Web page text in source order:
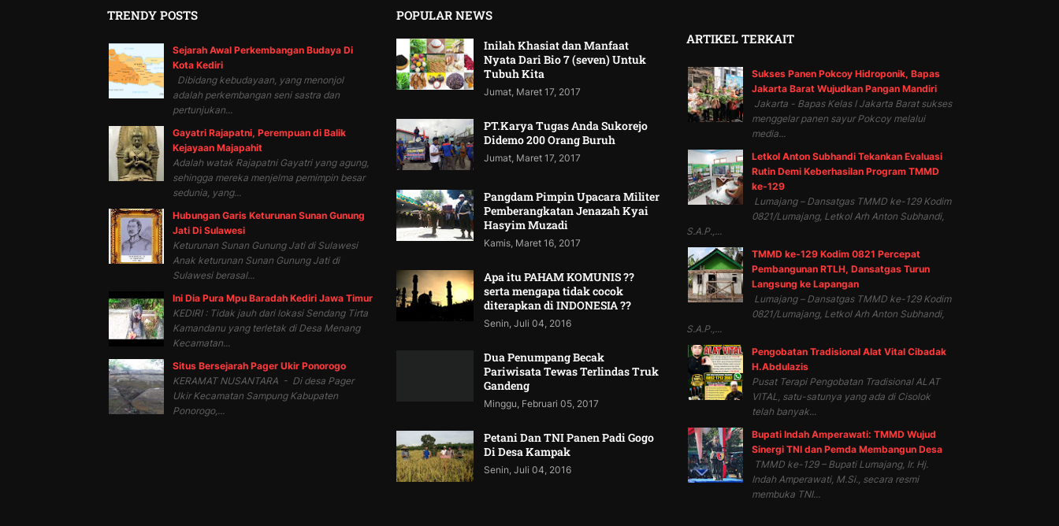
TRENDY POSTS
Sejarah Awal Perkembangan Budaya Di
Kota Kediri
Dibidang kebudayaan, yang menonjol
adalah perkembangan seni sastra dan
pertunjukan...
Gayatri Rajapatni, Perempuan di Balik
Kejayaan Majapahit
Adalah watak Rajapatni Gayatri yang agung,
sehingga mereka menjelma pemimpin besar
sedunia, yang...
Hubungan Garis Keturunan Sunan Gunung
Jati Di Sulawesi
Keturunan Sunan Gunung Jati di Sulawesi
Anak keturunan Sunan Gunung Jati di
Sulawesi berasal...
Ini Dia Pura Mpu Baradah Kediri Jawa Timur
KEDIRI : Tidak jauh dari lokasi Sendang Tirta
Kamandanu yang terletak di Desa Menang
Kecamatan...
Situs Bersejarah Pager Ukir Ponorogo
KERAMAT NUSANTARA - Di desa Pager
Ukir Kecamatan Sampung Kabupaten
Ponorogo,...
POPULAR NEWS
Inilah Khasiat dan Manfaat
Nyata Dari Bio 7 (seven) Untuk
Tubuh Kita
Jumat, Maret 17, 2017
PT.Karya Tugas Anda Sukorejo
Didemo 200 Orang Buruh
Jumat, Maret 17, 2017
Pangdam Pimpin Upacara Militer
Pemberangkatan Jenazah Kyai
Hasyim Muzadi
Kamis, Maret 16, 2017
Apa itu PAHAM KOMUNIS ??
serta mengapa tidak cocok
diterapkan di INDONESIA ??
Senin, Juli 04, 2016
Dua Penumpang Becak
Pariwisata Tewas Terlindas Truk
Gandeng
Minggu, Februari 05, 2017
Petani Dan TNI Panen Padi Gogo
Di Desa Kampak
Senin, Juli 04, 2016
ARTIKEL TERKAIT
Sukses Panen Pokcoy Hidroponik, Bapas
Jakarta Barat Wujudkan Pangan Mandiri
Jakarta - Bapas Kelas I Jakarta Barat sukses
menggelar panen sayur Pokcoy melalui
media...
Letkol Anton Subhandi Tekankan Evaluasi
Rutin Demi Keberhasilan Program TMMD
ke-129
Lumajang – Dansatgas TMMD ke-129 Kodim
0821/Lumajang, Letkol Arh Anton Subhandi,
S.A.P.,...
TMMD ke-129 Kodim 0821 Percepat
Pembangunan RTLH, Dansatgas Turun
Langsung ke Lapangan
Lumajang – Dansatgas TMMD ke-129 Kodim
0821/Lumajang, Letkol Arh Anton Subhandi,
S.A.P.,...
Pengobatan Tradisional Alat Vital Cibadak
H.Abdulazis
Pusat Terapi Pengobatan Tradisional ALAT
VITAL, satu-satunya yang ada di Cisolok
telah banyak...
Bupati Indah Amperawati: TMMD Wujud
Sinergi TNI dan Pemda Membangun Desa
TMMD ke-129 – Bupati Lumajang, Ir. Hj.
Indah Amperawati, M.Si., secara resmi
membuka TNI...